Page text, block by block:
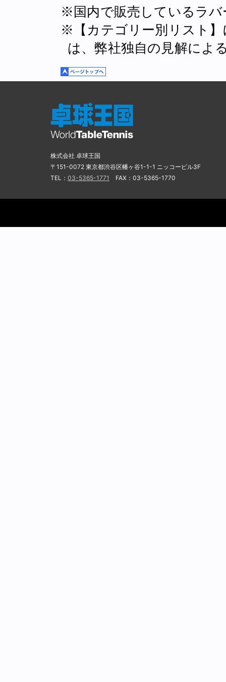
※国内で販売しているラ
※【カテゴリー別リスト
は、弊社独自の見解によ
株式会社 卓球王国
〒151-0072 東京都渋谷区幡ヶ谷1-1-1 ニッコービル3F
TEL： 03-5365-1771 FAX：03-5365-1770